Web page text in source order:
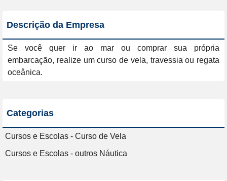
Descrição da Empresa
Se você quer ir ao mar ou comprar sua própria
embarcação, realize um curso de vela, travessia ou regata
oceânica.
Categorias
Cursos e Escolas - Curso de Vela
Cursos e Escolas - outros Náutica